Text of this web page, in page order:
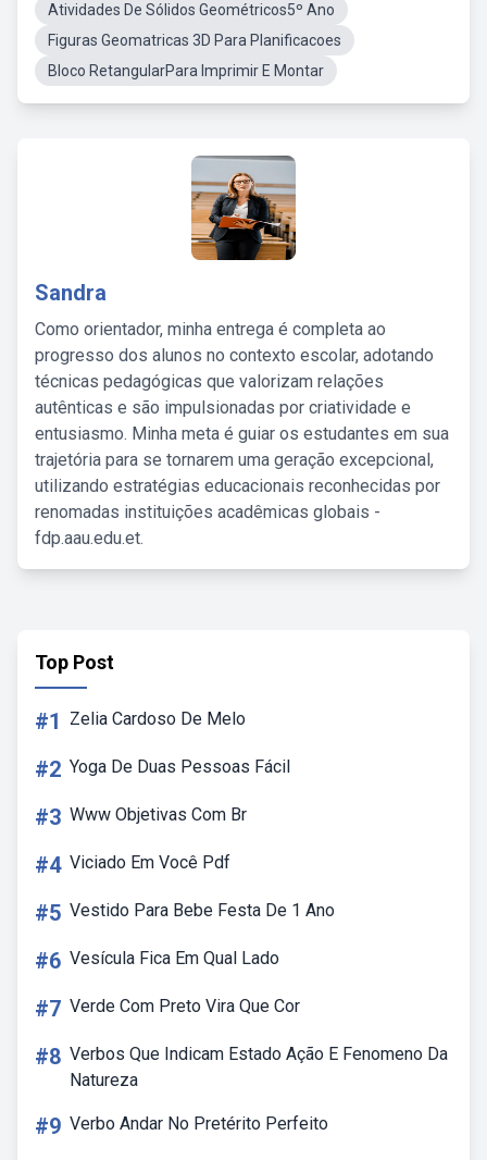
Atividades De Sólidos Geométricos5º Ano
Figuras Geomatricas 3D Para Planificacoes
Bloco RetangularPara Imprimir E Montar
Sandra
Como orientador, minha entrega é completa ao
progresso dos alunos no contexto escolar, adotando
técnicas pedagógicas que valorizam relações
autênticas e são impulsionadas por criatividade e
entusiasmo. Minha meta é guiar os estudantes em sua
trajetória para se tornarem uma geração excepcional,
utilizando estratégias educacionais reconhecidas por
renomadas instituições acadêmicas globais -
fdp.aau.edu.et.
Top Post
#1 Zelia Cardoso De Melo
#2 Yoga De Duas Pessoas Fácil
#3 Www Objetivas Com Br
#4 Viciado Em Você Pdf
#5 Vestido Para Bebe Festa De 1 Ano
#6 Vesícula Fica Em Qual Lado
#7 Verde Com Preto Vira Que Cor
#8 Verbos Que Indicam Estado Ação E Fenomeno Da
Natureza
#9 Verbo Andar No Pretérito Perfeito